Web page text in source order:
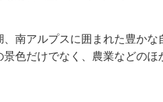
南アルプスに囲まれた豊かな
景色だけでなく、農業などの